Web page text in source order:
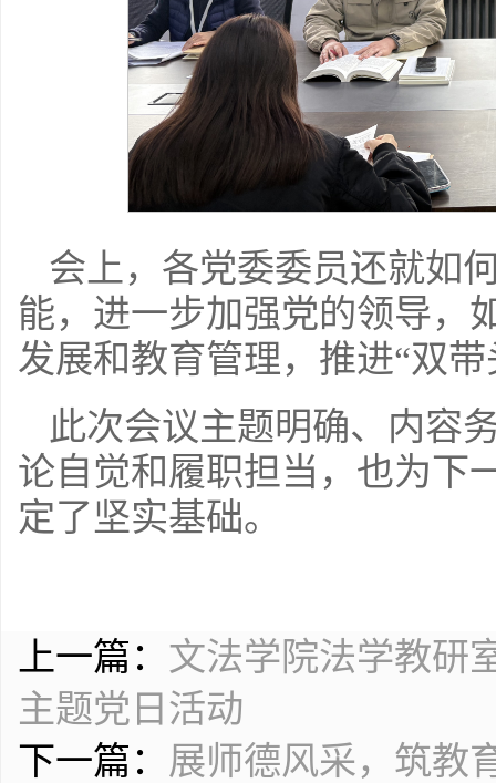
会上，各党委委员还就如
能，进一步加强党的领导，
发展和教育管理，推进“双
此次会议主题明确、内容
论自觉和履职担当，也为下
定了坚实基础。
上一篇： 文法学院法学教研
主题党日活动
下一篇： 展师德风采，筑教